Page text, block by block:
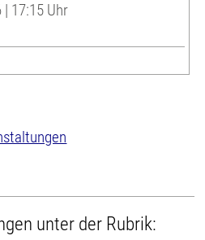
17:15 Uhr
unter der Rubrik: